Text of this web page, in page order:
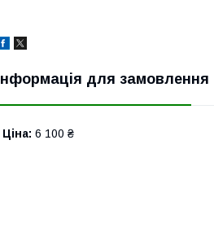
Інформація для замовлення
Ціна: 6 100 ₴